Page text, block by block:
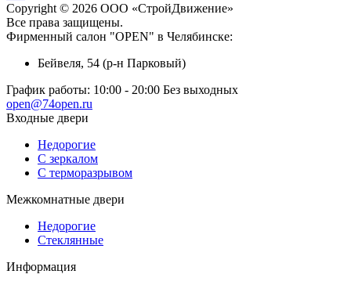
Copyright © 2026 ООО «СтройДвижение»
Все права защищены.
Фирменный салон "OPEN" в Челябинске:
Бейвеля, 54 (р-н Парковый)
График работы: 10:00 - 20:00 Без выходных
open@74open.ru
Входные двери
Недорогие
С зеркалом
С терморазрывом
Межкомнатные двери
Недорогие
Стеклянные
Информация